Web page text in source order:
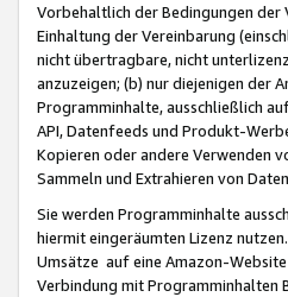
Vorbehaltlich der Bedingungen der
Einhaltung der Vereinbarung
nicht übertragbare, nicht
anzuzeigen; (b) nur diejenigen der
Programminhalte, ausschließlich
API, Datenfeeds und Produkt-
Kopieren oder andere Verwenden
Sammeln und Extrahieren von
Sie werden Programminhalte
hiermit eingeräumten Lizenz
Umsätze auf eine Amazon-
Verbindung mit Programminhalten